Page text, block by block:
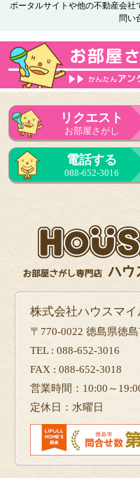
ポータルサイトや他の不動産会社
問い
リクエスト
お部屋さがし
電話する
088-652-3016
株式会社ハウスマイ
〒770-0022 徳島県徳
TEL : 088-652-3016
FAX : 088-652-3018
営業時間：10:00～
定休日：水曜日